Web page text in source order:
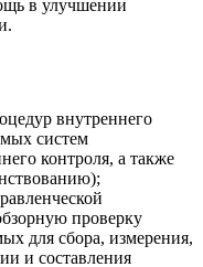
в улучшении
внутреннего
систем
контроля, а также
проверку
для сбора, измерения,
и составления